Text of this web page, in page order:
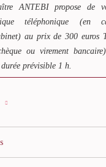
ANTEBI propose de
téléphonique (en
au prix de 300 euros
ou virement
prévisible 1 h.